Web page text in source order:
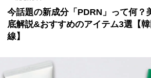
今話題の新成分「PDRN」って何？
底解説&おすすめのアイテム3選【
線】